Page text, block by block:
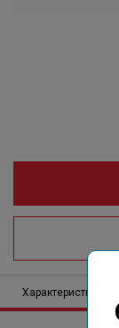
Характеристики